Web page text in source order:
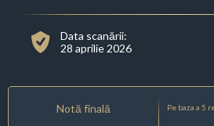
Data scanării:
28 aprilie 2026
Notă finală Pe baza a 5